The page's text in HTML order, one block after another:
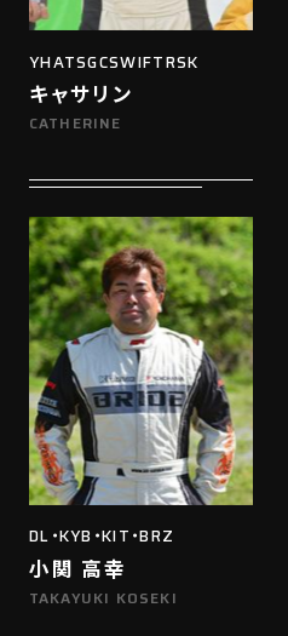
YHATSGCSWIFTRSK
キャサリン
CATHERINE
DL・KYB・KIT・BRZ
小関 高幸
TAKAYUKI KOSEKI